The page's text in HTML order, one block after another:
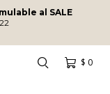
al SALE
$ 0